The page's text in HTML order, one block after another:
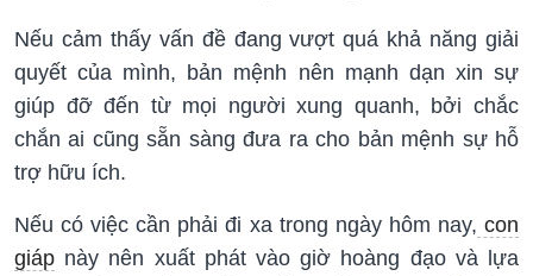
Nếu cảm thấy vấn đề đang vượt quá khả năng giải
quyết của mình, bản mệnh nên mạnh dạn xin sự
giúp đỡ đến từ mọi người xung quanh, bởi chắc
chắn ai cũng sẵn sàng đưa ra cho bản mệnh sự hỗ
trợ hữu ích.
Nếu có việc cần phải đi xa trong ngày hôm nay, con
giáp này nên xuất phát vào giờ hoàng đạo và lựa